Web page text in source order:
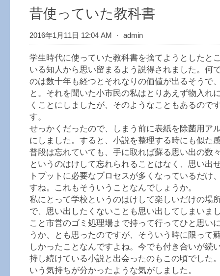
昔使っていた教科書
2016年1月11日 12:04 AM ⋅ admin
学生時代に使っていた教科書を捨てようとしたと
いる知人から思い留まるよう説得されました。何
のは数十年も経つとそれなりの価値が出るそうで
と。それを聞いた小市民の私はとりあえず物入れ
くことにしましたが、そのようなこともあるので
す。
せっかくだったので、しまう前に表紙を除菌用ア
にしました。すると、小説を整理する時にも似た
普段は忘れていても、手に取れば蘇る思い出の
というのはけして忘れられることはなく、思い出
トプットに必要なプロセスが多くなっているだけ
すね。これもそういうことなんでしょうか。
私にとって学校というのはけして楽しいだけの場
で、思い出したくないことも思い出してしまいま
こと市営のゴミ処理場まで持って行ってひと思い
うか、とも思ったのですが、そういう時に限って
しかったことなんですよね。今でも付き合いが続
持し続けている小説と出会ったのもこの頃でした
いう気持ちが分かったような気がしました。